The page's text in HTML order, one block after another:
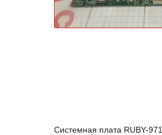
Системная плата RUBY-